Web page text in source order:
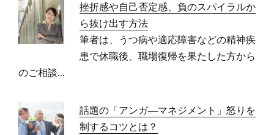
挫折感や自己否定感、負のスパイラルか
ら抜け出す方法
筆者は、うつ病や適応障害などの精神疾
患で休職後、職場復帰を果たした方から
のご相談…
話題の「アンガ―マネジメント」怒りを
制するコツとは？